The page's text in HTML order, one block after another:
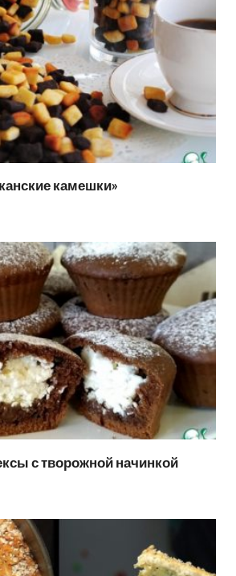
камешки»
с творожной начинкой